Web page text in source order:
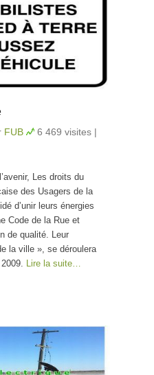
FUB 6 469 visites |
Les droits du
des Usagers de la
d’unir leurs énergies
Code de la Rue et
de qualité. Leur
la ville », se déroulera
Lire la suite…